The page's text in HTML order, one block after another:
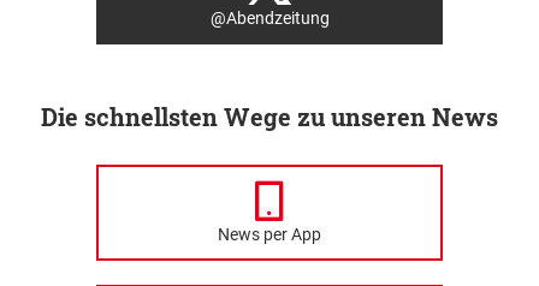
@Abendzeitung
Die schnellsten Wege zu unseren News
News per App